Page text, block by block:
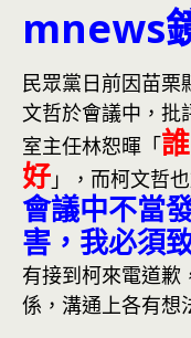
mnews
民眾黨日前因苗栗
文哲於會議中，批
室主任林恕暉「
好 」，而柯文哲
會議中不當
害，我必須
有接到柯來電道歉
係，溝通上各有想